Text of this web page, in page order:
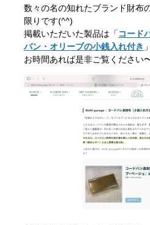
数々の名の知れたブランド財布
限りです(^^)
掲載いただいた製品は「 コード
バン・オリーブの小銭入れ付き
お時間あれば是非ご覧ください